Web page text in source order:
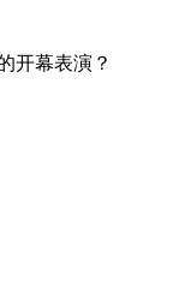
开幕表演？